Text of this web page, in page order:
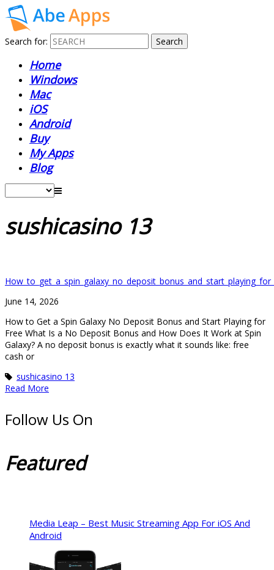
Search for:
Home
Windows
Mac
iOS
Android
Buy
My Apps
Blog
sushicasino 13
June 14, 2026
How to Get a Spin Galaxy No Deposit Bonus and Start Playing for
Free What Is a No Deposit Bonus and How Does It Work at Spin
Galaxy? A no deposit bonus is exactly what it sounds like: free
cash or
sushicasino 13
Read More
Follow Us On
Featured
Media Leap – Best Music Streaming App For iOS And
Android